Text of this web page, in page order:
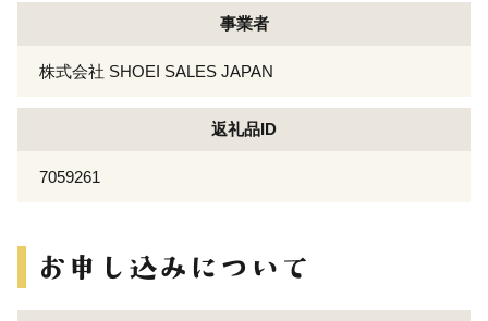
事業者
株式会社 SHOEI SALES JAPAN
返礼品ID
7059261